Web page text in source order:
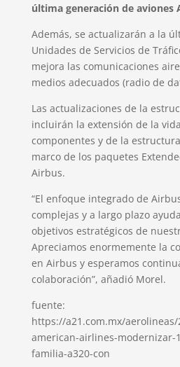
última generación de aviones
Además, se actualizarán a la
Unidades de Servicios de
mejora las comunicaciones
medios adecuados (radio de
Las actualizaciones de la
incluirán la extensión de la
componentes y de la
marco de los paquetes
Airbus.
“El enfoque integrado de
complejas y a largo plazo
objetivos estratégicos de
Apreciamos enormemente la
en Airbus y esperamos
colaboración”, añadió Morel.
fuente:
https://a21.com.mx/
american-airlines-modernizar-
familia-a320-con